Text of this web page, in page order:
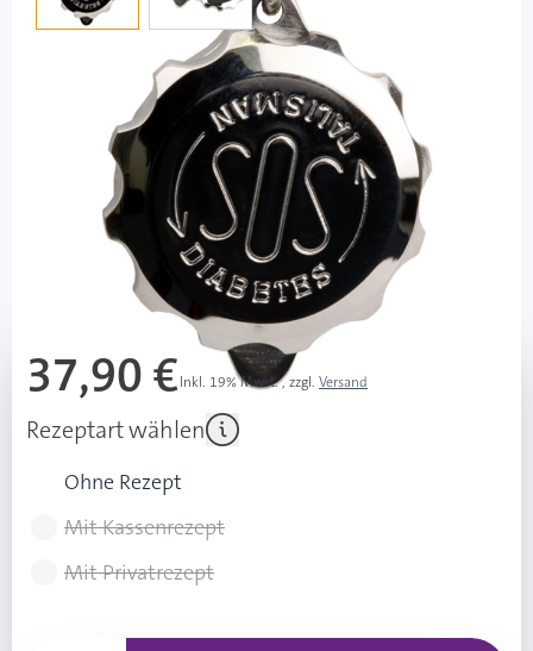
SOS Talisman Diabetes Anhänger
Edelstahl - für Collierkette / 1 Stück
Diashop.de Kat.-Nr. 110654
sofort verfügbar
Lieferzeit 1-3 Werktage
Mehr über das Produkt
37,90 €Inkl. 19% Mwst.,zzgl. Versand
Rezeptart wählen
Ohne Rezept
Mit Kassenrezept
Mit Privatrezept